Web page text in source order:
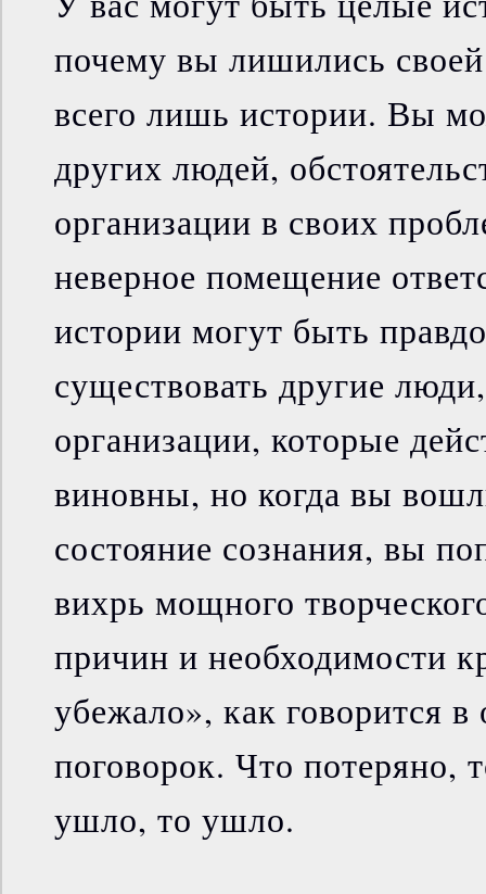
почему вы лишились
всего лишь истории. Вы
других людей,
организации в своих
неверное помещение
истории могут быть
существовать другие
организации, которые
виновны, но когда вы
состояние сознания, вы
вихрь мощного
причин и необходимости
убежало», как говорится
поговорок. Что потеряно,
ушло, то ушло.